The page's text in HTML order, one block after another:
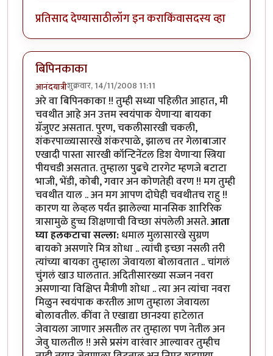
प्रतिसाद देण्यासाठीलॉग इन कराकिंवासदस्य व्हा
बिपिनकाका
आनंदयात्रीशुक्रवार, 14/11/2008 11:11
अरे वा बिपिनकाका !! तुम्ही सध्या पहिलीत आहात, मी
चवथीत आहे अन उत्तम स्वयंपाक येणार्‍या बायका
ग्रॅजुएट असतात. पुरण, चकलीसारखी चकली,
शंकरपाळ्यासारखे शंकरपाळे, झालच तर गेलाबाजार
एखादी पास्ता सारखी कॉन्टिनेंटल डिश येणार्‍या स्त्रिया
पीयचडी असतात. तुम्हाला पुढचे टारगेट म्हणजे बटाटा
भाजी, भेंडी, कोबी, गवार अन कोणतेही वरण !! मग तुम्ही
चवथीत याल .. अन मग आपण दोघेही चवथीतच राहु !!
कारण या लेव्हल पर्यंत झालेल्या मानसिक शारिरिक
त्रासामुळे हुच्च शिक्षणाची विच्छा संपलेली असते.आता
घ्या हलकटाचा सल्ला:धमाल मुलासारखे सुग्रण
बायको असणारे मित्र शोधा .. त्यांची इच्छा नसली तरी
त्यांच्या बायका तुम्हाला जेवायला बोलावतात .. चांगलं
चुंगलं खाउ घालतात. अदितीसारख्या सज्जन नवरा
असणार्‍या विक्षिप्त मैत्रीणी शोधा .. त्या अन त्यांचा नवरा
मिळुन स्वयंपाक करतील आण तुम्हाला जेवायला
बोलावतील. कींवा ते एखाद्या छानश्या हाटेलात
जेवायला जाणार असतील तर तुम्हाला पण नेतील अन
जेवु घालतील !! असे प्रसंग वारंवार आल्यावर तुम्हीच